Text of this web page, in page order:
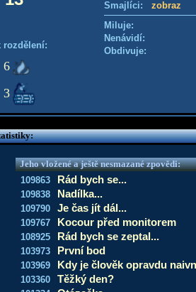
rozdělení:
6
3
Smajlíci: zobraz
Miluje:
Nenávidí:
Obdivuje:
Jeho vložené a ještě nesmazané zpovědi:
109863
Rád bych se...
109838 Nadílka...
109790 Je čas jít dál...
109767 Kocour před monitorem
108925 Rád bych se zeptal...
103973 První bod
103969 Kdy je člověk opravdu
103360 Těžký den?